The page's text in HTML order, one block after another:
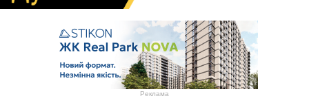
Реклама